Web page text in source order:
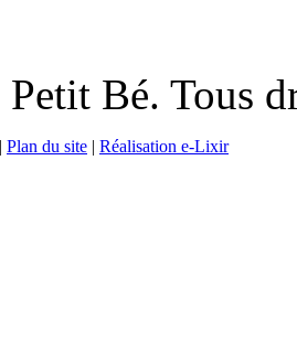
Bé. Tous
| Plan du site | Réalisation e-Lixir